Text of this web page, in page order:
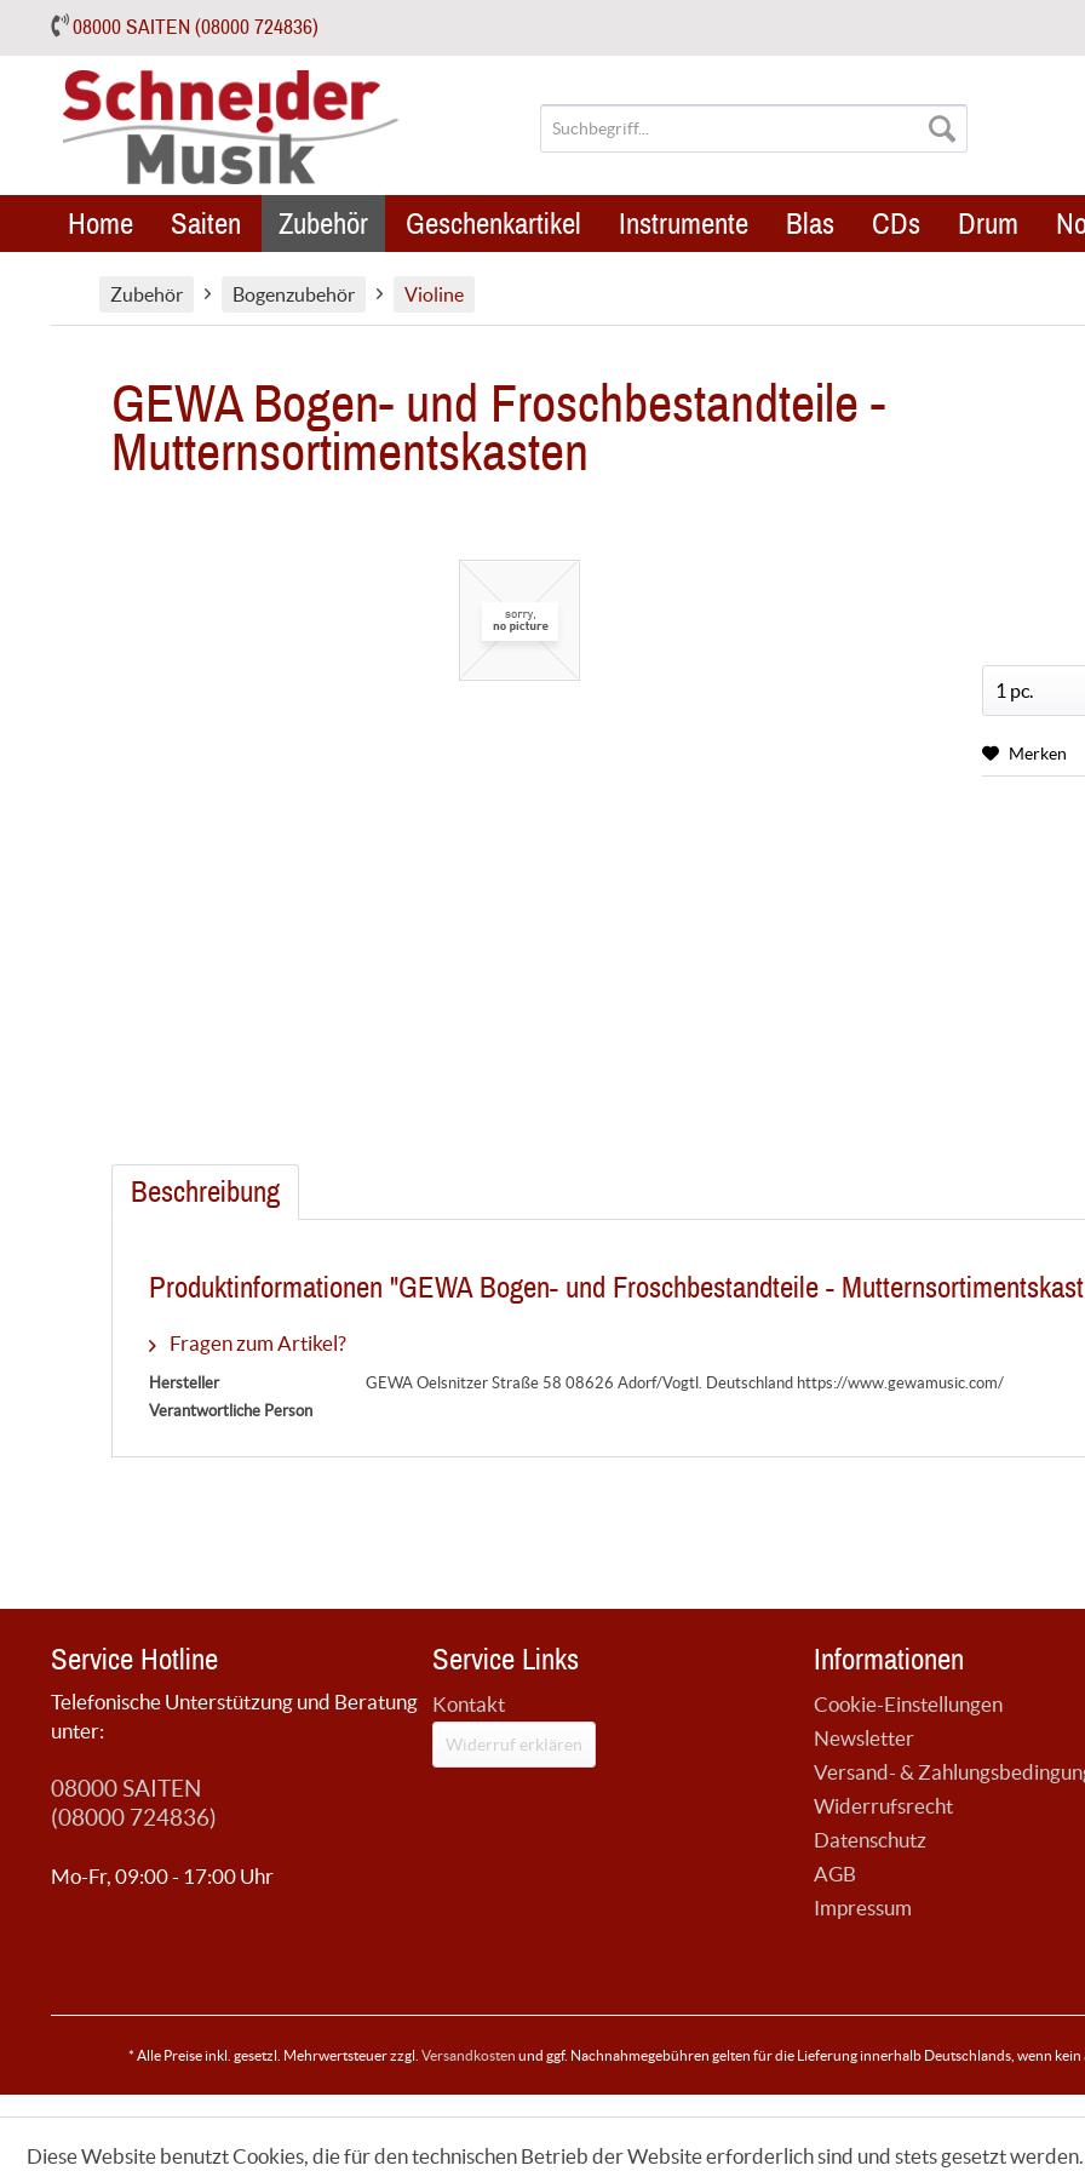
08000 SAITEN (08000 724836)
Home Saiten Zubehör Geschenkartikel Instrumente Blas CDs Drum
Zubehör Bogenzubehör Violine
GEWA Bogen- und Froschbestandteile -
Mutternsortimentskasten
Merken
Beschreibung
Produktinformationen "GEWA Bogen- und Froschbestandteile -
Fragen zum Artikel?
Hersteller
GEWA Oelsnitzer Straße 58 08626 Adorf/Vogtl. Deutschland https://www.gewamusic.com/
Verantwortliche Person
Service Hotline
Telefonische Unterstützung und Beratung
unter:
08000 SAITEN
(08000 724836)
Mo-Fr, 09:00 - 17:00 Uhr
Service Links
Kontakt
Widerruf erklären
Informationen
Cookie-Einstellungen
Newsletter
Versand- &
Widerrufsrecht
Datenschutz
AGB
Impressum
* Alle Preise inkl. gesetzl. Mehrwertsteuer zzgl. Versandkosten und ggf. Nachnahmegebühren gelten für die Lieferung innerhalb Deutschlands, wenn
Diese Website benutzt Cookies, die für den technischen Betrieb der Website erforderlich sind und stets gesetzt werden.